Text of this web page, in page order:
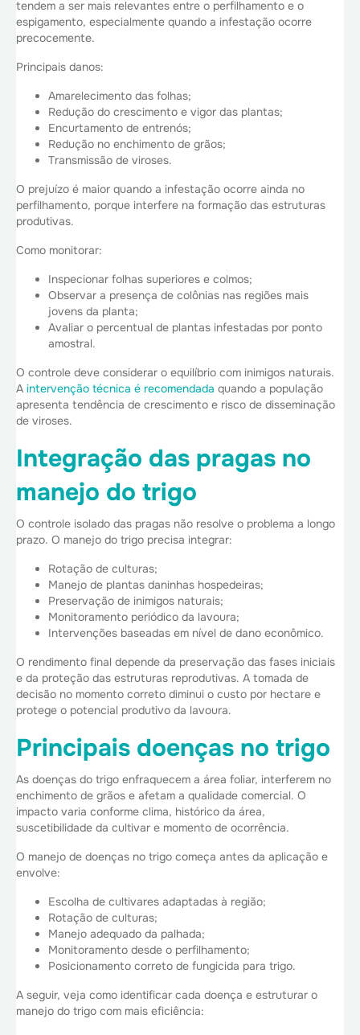
tendem a ser mais relevantes entre o perfilhamento e o
espigamento, especialmente quando a infestação ocorre
precocemente.
Principais danos:
Amarelecimento das folhas;
Redução do crescimento e vigor das plantas;
Encurtamento de entrenós;
Redução no enchimento de grãos;
Transmissão de viroses.
O prejuízo é maior quando a infestação ocorre ainda no
perfilhamento, porque interfere na formação das estruturas
produtivas.
Como monitorar:
Inspecionar folhas superiores e colmos;
Observar a presença de colônias nas regiões mais
jovens da planta;
Avaliar o percentual de plantas infestadas por ponto
amostral.
O controle deve considerar o equilíbrio com inimigos naturais.
A intervenção técnica é recomendada quando a população
apresenta tendência de crescimento e risco de disseminação
de viroses.
Integração das pragas no
manejo do trigo
O controle isolado das pragas não resolve o problema a longo
prazo. O manejo do trigo precisa integrar:
Rotação de culturas;
Manejo de plantas daninhas hospedeiras;
Preservação de inimigos naturais;
Monitoramento periódico da lavoura;
Intervenções baseadas em nível de dano econômico.
O rendimento final depende da preservação das fases iniciais
e da proteção das estruturas reprodutivas. A tomada de
decisão no momento correto diminui o custo por hectare e
protege o potencial produtivo da lavoura.
Principais doenças no trigo
As doenças do trigo enfraquecem a área foliar, interferem no
enchimento de grãos e afetam a qualidade comercial. O
impacto varia conforme clima, histórico da área,
suscetibilidade da cultivar e momento de ocorrência.
O manejo de doenças no trigo começa antes da aplicação e
envolve:
Escolha de cultivares adaptadas à região;
Rotação de culturas;
Manejo adequado da palhada;
Monitoramento desde o perfilhamento;
Posicionamento correto de fungicida para trigo.
A seguir, veja como identificar cada doença e estruturar o
manejo do trigo com mais eficiência: